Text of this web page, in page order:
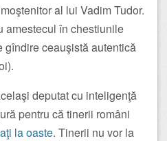
al lui Vadim Tudor.
amestecul în chestiunile
gîndire ceauşistă autentică
deputat cu inteligenţă
pentru că tinerii români
la oaste. Tinerii nu vor la